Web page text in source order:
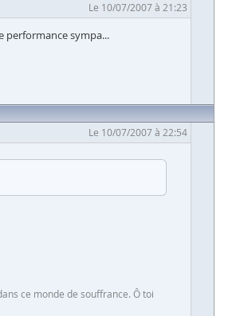
Le 10/07/2007 à 21:23
performance sympa...
Le 10/07/2007 à 22:54
ce monde de souffrance. Ô toi